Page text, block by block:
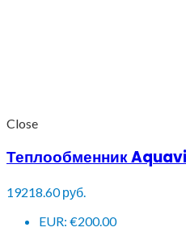
Close
Теплообменник
19218.60руб.
EUR: €200.00